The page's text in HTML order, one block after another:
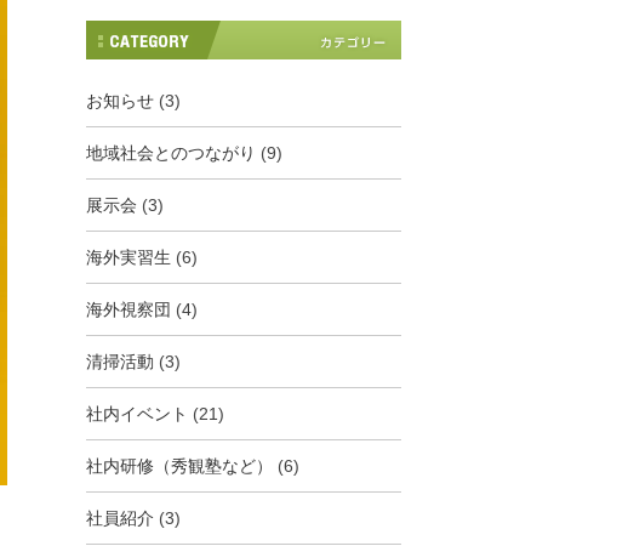
お知らせ (3)
地域社会とのつながり (9)
展示会 (3)
海外実習生 (6)
海外視察団 (4)
清掃活動 (3)
社内イベント (21)
社内研修（秀観塾など） (6)
社員紹介 (3)